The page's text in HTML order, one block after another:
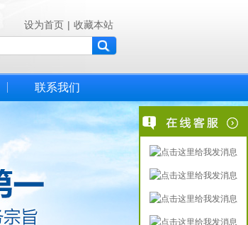
设为首页 | 收藏本站
联系我们